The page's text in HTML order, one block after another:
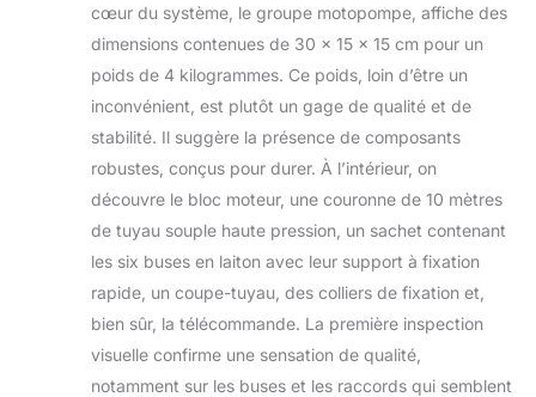
Tout est inclus
dans le carton: un
compresseur
programable 50
bars, une
télécommande, 6
buses anti gouttes,
6 raccords rapides,
10m de tuyau, 1
filtre anti calcaire,
des accroches 6
BUSES ET 10M DE
TUYAU haute
pression pour
s'adapter à votre
cœur du système, le groupe motopompe, affiche des
dimensions contenues de 30 x 15 x 15 cm pour un
poids de 4 kilogrammes. Ce poids, loin d’être un
inconvénient, est plutôt un gage de qualité et de
stabilité. Il suggère la présence de composants
robustes, conçus pour durer. À l’intérieur, on
découvre le bloc moteur, une couronne de 10 mètres
de tuyau souple haute pression, un sachet contenant
les six buses en laiton avec leur support à fixation
rapide, un coupe-tuyau, des colliers de fixation et,
bien sûr, la télécommande. La première inspection
visuelle confirme une sensation de qualité,
notamment sur les buses et les raccords qui semblent